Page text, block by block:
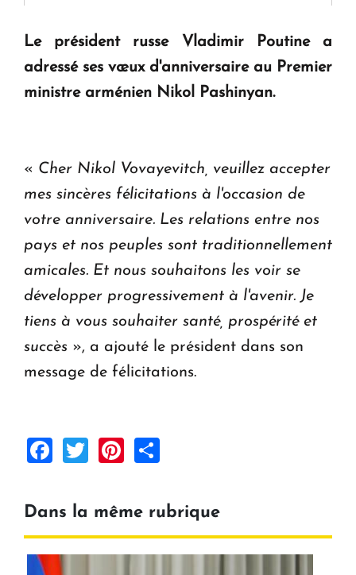
KASA : 30 ans d'audace, de résilience et d'avenir
en Arménie
Le président russe Vladimir Poutine a
adressé ses vœux d'anniversaire au Premier
ministre arménien Nikol Pashinyan.
« Cher Nikol Vovayevitch, veuillez accepter
mes sincères félicitations à l'occasion de
votre anniversaire. Les relations entre nos
pays et nos peuples sont traditionnellement
amicales. Et nous souhaitons les voir se
développer progressivement à l'avenir. Je
tiens à vous souhaiter santé, prospérité et
succès », a ajouté le président dans son
message de félicitations.
Facebook
TwitterPinterest
Dans la même rubrique